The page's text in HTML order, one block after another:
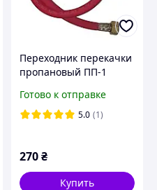
Переходник перекачки
пропановый ПП-1
Готово к отправке
5.0 (1)
270₴
Купить